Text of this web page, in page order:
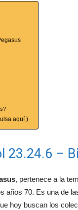
aquí )
23.24.6 –
, pertenece a la
años 70. Es una de
hoy buscan los